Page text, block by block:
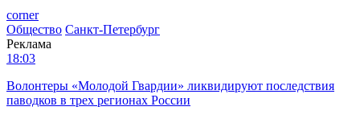
corner
Общество Санкт-Петербург
Реклама
18:03
Волонтеры «Молодой Гвардии» ликвидируют последствия
паводков в трех регионах России